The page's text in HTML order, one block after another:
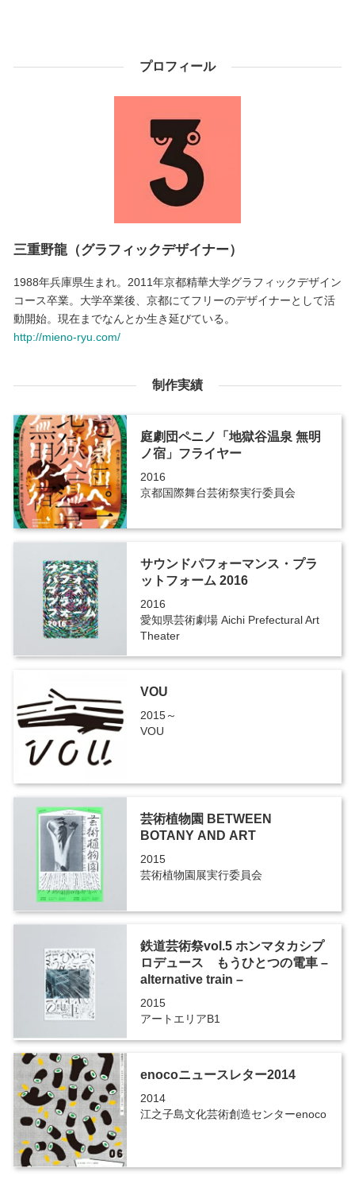
プロフィール
三重野龍（グラフィックデザイナー）
1988年兵庫県生まれ。2011年京都精華大学グラフィックデザイン
コース卒業。大学卒業後、京都にてフリーのデザイナーとして活
動開始。現在までなんとか生き延びている。
http://mieno-ryu.com/
制作実績
庭劇団ペニノ「地獄谷温泉 無明
ノ宿」フライヤー
2016
京都国際舞台芸術祭実行委員会
サウンドパフォーマンス・プラ
ットフォーム 2016
2016
愛知県芸術劇場 Aichi Prefectural Art
Theater
VOU
2015～
VOU
芸術植物園 BETWEEN
BOTANY AND ART
2015
芸術植物園展実行委員会
鉄道芸術祭vol.5 ホンマタカシプ
ロデュース もうひとつの電車 –
alternative train –
2015
アートエリアB1
enocoニュースレター2014
2014
江之子島文化芸術創造センターenoco